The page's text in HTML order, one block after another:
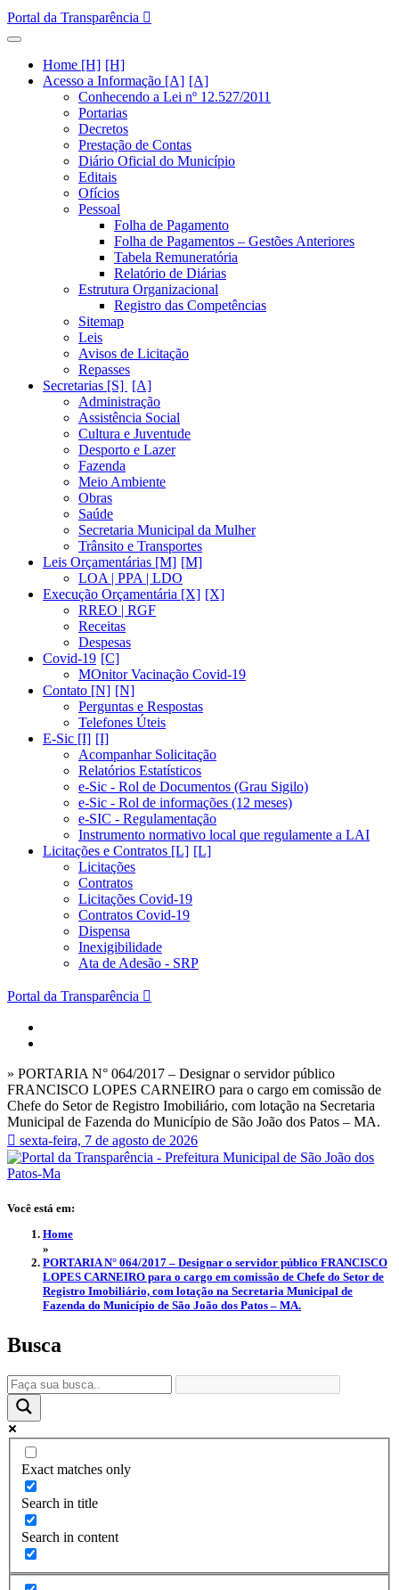
Portal da Transparência
Home [H]
Acesso a Informação [A]
Conhecendo a Lei nº 12.527/2011
Portarias
Decretos
Prestação de Contas
Diário Oficial do Município
Editais
Ofícios
Pessoal
Folha de Pagamento
Folha de Pagamentos – Gestões Anteriores
Tabela Remuneratória
Relatório de Diárias
Estrutura Organizacional
Registro das Competências
Sitemap
Leis
Avisos de Licitação
Repasses
Secretarias [S]
Administração
Assistência Social
Cultura e Juventude
Desporto e Lazer
Fazenda
Meio Ambiente
Obras
Saúde
Secretaria Municipal da Mulher
Trânsito e Transportes
Leis Orçamentárias [M]
LOA | PPA | LDO
Execução Orçamentária [X]
RREO | RGF
Receitas
Despesas
Covid-19
MOnitor Vacinação Covid-19
Contato [N]
Perguntas e Respostas
Telefones Úteis
E-Sic [I]
Acompanhar Solicitação
Relatórios Estatísticos
e-Sic - Rol de Documentos (Grau Sigilo)
e-Sic - Rol de informações (12 meses)
e-SIC - Regulamentação
Instrumento normativo local que regulamente a LAI
Licitações e Contratos [L]
Licitações
Contratos
Licitações Covid-19
Contratos Covid-19
Dispensa
Inexigibilidade
Ata de Adesão - SRP
Portal da Transparência
» PORTARIA N° 064/2017 – Designar o servidor público
FRANCISCO LOPES CARNEIRO para o cargo em comissão de
Chefe do Setor de Registro Imobiliário, com lotação na Secretaria
Municipal de Fazenda do Município de São João dos Patos – MA.
sexta-feira, 7 de agosto de 2026
Você está em:
Home
»
PORTARIA N° 064/2017 – Designar o servidor público FRANCISCO
LOPES CARNEIRO para o cargo em comissão de Chefe do Setor de
Registro Imobiliário, com lotação na Secretaria Municipal de
Fazenda do Município de São João dos Patos – MA.
Busca
Exact matches only
Search in title
Search in content